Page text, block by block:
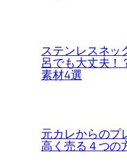
ステンレスネッ
呂でも大丈夫！
素材4選
元カレからのプ
高く売る４つの